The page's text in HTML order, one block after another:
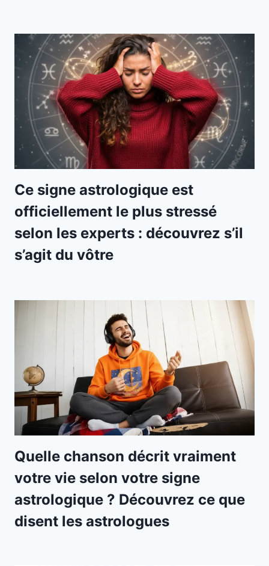
Ce signe astrologique est
officiellement le plus stressé
selon les experts : découvrez s’il
s’agit du vôtre
Quelle chanson décrit vraiment
votre vie selon votre signe
astrologique ? Découvrez ce que
disent les astrologues